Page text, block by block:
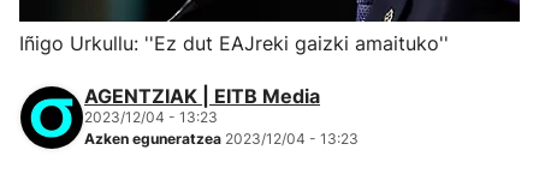
Iñigo Urkullu: ''Ez dut EAJreki gaizki amaituko''
AGENTZIAK | EITB Media
2023/12/04 - 13:23
Azken eguneratzea 2023/12/04 - 13:23